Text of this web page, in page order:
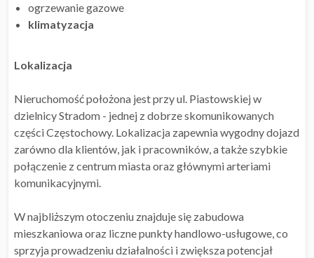
ogrzewanie gazowe
klimatyzacja
Lokalizacja
Nieruchomość położona jest przy ul. Piastowskiej w
dzielnicy Stradom - jednej z dobrze skomunikowanych
części Częstochowy. Lokalizacja zapewnia wygodny dojazd
zarówno dla klientów, jak i pracowników, a także szybkie
połączenie z centrum miasta oraz głównymi arteriami
komunikacyjnymi.
W najbliższym otoczeniu znajduje się zabudowa
mieszkaniowa oraz liczne punkty handlowo-usługowe, co
sprzyja prowadzeniu działalności i zwiększa potencjał